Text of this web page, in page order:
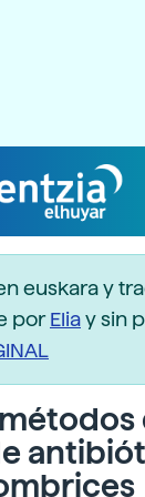
euskara y
porEliay sin